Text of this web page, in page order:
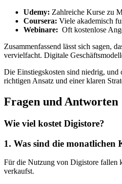
Udemy: Zahlreiche Kurse zu
Coursera: Viele akademisch
Webinare:
Oft kostenlose
Zusammenfassend⁤ lässt ‍sich sagen,
vervielfacht. ​Digitale
Die Einstiegskosten sind‍ niedrig, und
richtigen Ansatz und einer klaren
Fragen und Antworten
Wie viel ‍kostet Digistore?
1. Was sind die​ monatlichen
Für ⁤die Nutzung von ⁢Digistore fallen
verkaufst.